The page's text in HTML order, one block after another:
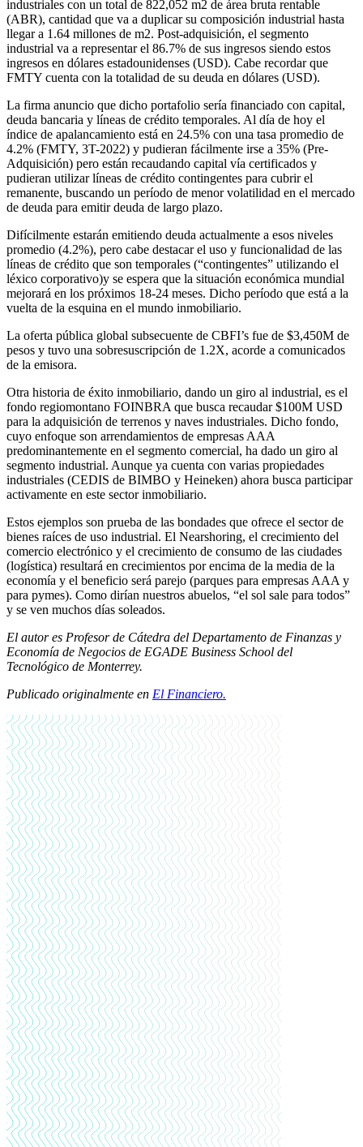
industriales con un total de 822,052 m2 de área bruta rentable
(ABR), cantidad que va a duplicar su composición industrial hasta
llegar a 1.64 millones de m2. Post-adquisición, el segmento
industrial va a representar el 86.7% de sus ingresos siendo estos
ingresos en dólares estadounidenses (USD). Cabe recordar que
FMTY cuenta con la totalidad de su deuda en dólares (USD).
La firma anuncio que dicho portafolio sería financiado con capital,
deuda bancaria y líneas de crédito temporales. Al día de hoy el
índice de apalancamiento está en 24.5% con una tasa promedio de
4.2% (FMTY, 3T-2022) y pudieran fácilmente irse a 35% (Pre-
Adquisición) pero están recaudando capital vía certificados y
pudieran utilizar líneas de crédito contingentes para cubrir el
remanente, buscando un período de menor volatilidad en el mercado
de deuda para emitir deuda de largo plazo.
Difícilmente estarán emitiendo deuda actualmente a esos niveles
promedio (4.2%), pero cabe destacar el uso y funcionalidad de las
líneas de crédito que son temporales (“contingentes” utilizando el
léxico corporativo)y se espera que la situación económica mundial
mejorará en los próximos 18-24 meses. Dicho período que está a la
vuelta de la esquina en el mundo inmobiliario.
La oferta pública global subsecuente de CBFI’s fue de $3,450M de
pesos y tuvo una sobresuscripción de 1.2X, acorde a comunicados
de la emisora.
Otra historia de éxito inmobiliario, dando un giro al industrial, es el
fondo regiomontano FOINBRA que busca recaudar $100M USD
para la adquisición de terrenos y naves industriales. Dicho fondo,
cuyo enfoque son arrendamientos de empresas AAA
predominantemente en el segmento comercial, ha dado un giro al
segmento industrial. Aunque ya cuenta con varias propiedades
industriales (CEDIS de BIMBO y Heineken) ahora busca participar
activamente en este sector inmobiliario.
Estos ejemplos son prueba de las bondades que ofrece el sector de
bienes raíces de uso industrial. El Nearshoring, el crecimiento del
comercio electrónico y el crecimiento de consumo de las ciudades
(logística) resultará en crecimientos por encima de la media de la
economía y el beneficio será parejo (parques para empresas AAA y
para pymes). Como dirían nuestros abuelos, “el sol sale para todos”
y se ven muchos días soleados.
El autor es Profesor de Cátedra del Departamento de Finanzas y
Economía de Negocios de EGADE Business School del
Tecnológico de Monterrey.
Publicado originalmente en El Financiero.